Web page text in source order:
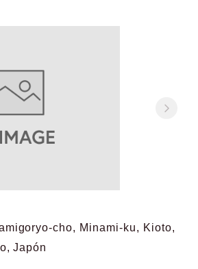
cho, Minami-ku, Kioto,
Japón